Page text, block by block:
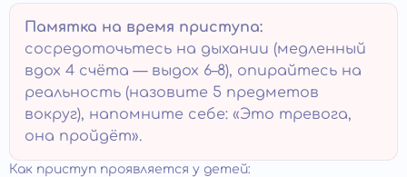
Памятка на время приступа:
сосредоточьтесь на дыхании (медленный
вдох 4 счёта — выдох 6–8), опирайтесь на
реальность (назовите 5 предметов
вокруг), напомните себе: «Это тревога,
она пройдёт».
Как приступ проявляется у детей: